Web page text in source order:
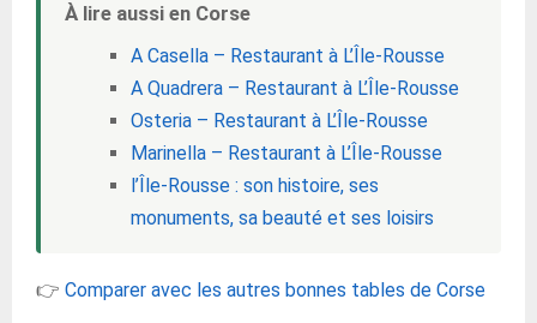
À lire aussi en Corse
A Casella – Restaurant à L’Île-Rousse
A Quadrera – Restaurant à L’Île-Rousse
Osteria – Restaurant à L’Île-Rousse
Marinella – Restaurant à L’Île-Rousse
l’Île-Rousse : son histoire, ses
monuments, sa beauté et ses loisirs
👉 Comparer avec les autres bonnes tables de Corse